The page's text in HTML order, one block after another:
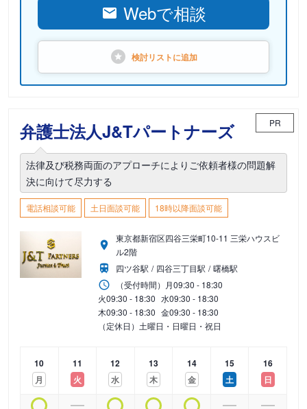
Webで相談
検討リストに追加
弁護士法人J&Tパートナーズ PR
法律及び税務両面のアプローチによりご依頼者様の問題解
決に向けて尽力する
電話相談可能 土日面談可能 18時以降面談可能
東京都新宿区四谷三栄町10-11 三栄ハウスビ
ル2階
四ツ谷駅
四谷三丁目駅
曙橋駅
（受付時間） 月09:30 - 18:30
火09:30 - 18:30 水09:30 - 18:30
木09:30 - 18:30 金09:30 - 18:30
（定休日）土曜日・日曜日・祝日
10
月
11
火
12
水
13
木
14
金
15
土
16
日